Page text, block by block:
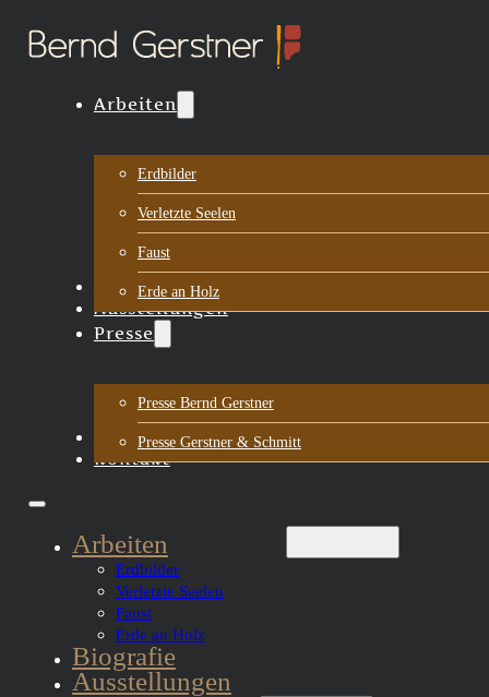
Arbeiten
Erdbilder
Verletzte Seelen
Faust
Erde an Holz
Biografie
Ausstellungen
Presse
Presse Bernd Gerstner
Presse Gerstner & Schmitt
Aktuelles
Kontakt
Arbeiten
Erdbilder
Verletzte Seelen
Faust
Erde an Holz
Biografie
Ausstellungen